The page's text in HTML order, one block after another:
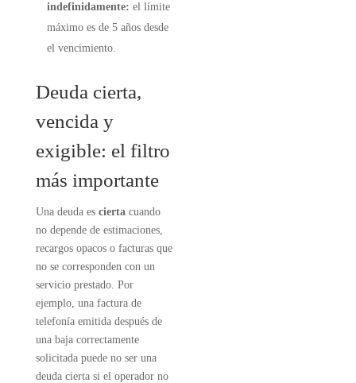
indefinidamente: el límite
máximo es de 5 años desde
el vencimiento.
Deuda cierta,
vencida y
exigible: el filtro
más importante
Una deuda es ciertacuando
no depende de estimaciones,
recargos opacos o facturas que
no se corresponden con un
servicio prestado. Por
ejemplo, una factura de
telefonía emitida después de
una baja correctamente
solicitada puede no ser una
deuda cierta si el operador no